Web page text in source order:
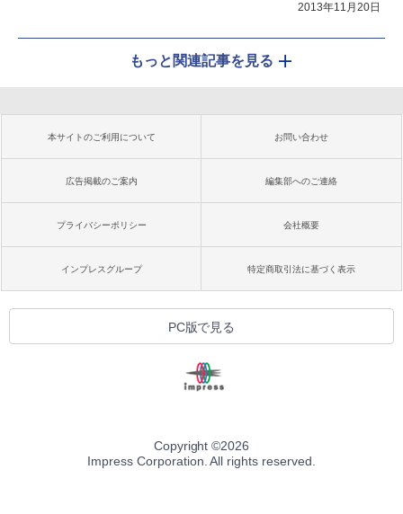
2013年11月20日
もっと関連記事を見る
本サイトのご利用について お問い合わせ
広告掲載のご案内 編集部へのご連絡
プライバシーポリシー 会社概要
インプレスグループ 特定商取引法に基づく表示
PC版で見る
Copyright ©2026
Impress Corporation. All rights reserved.